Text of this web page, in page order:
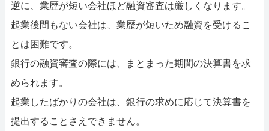
逆に、業歴が短い会社ほど融資審査は厳しくなります。
起業後間もない会社は、業歴が短いため融資を受けるこ
とは困難です。
銀行の融資審査の際には、まとまった期間の決算書を求
められます。
起業したばかりの会社は、銀行の求めに応じて決算書を
提出することさえできません。